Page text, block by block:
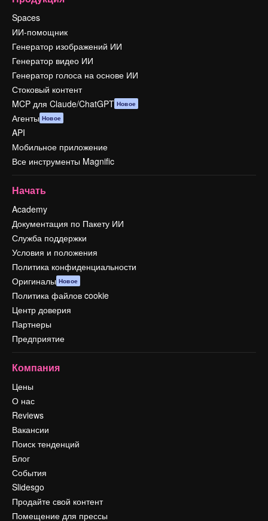
Spaces
ИИ-помощник
Генератор изображений ИИ
Генератор видео ИИ
Генератор голоса на основе ИИ
Стоковый контент
MCP для Claude/ChatGPT Новое
Агенты Новое
API
Мобильное приложение
Все инструменты Magnific
Начать
Academy
Документация по Пакету ИИ
Служба поддержки
Условия и положения
Политика конфиденциальности
Оригиналы Новое
Политика файлов cookie
Центр доверия
Партнеры
Предприятие
Компания
Цены
О нас
Reviews
Вакансии
Поиск тенденций
Блог
События
Slidesgo
Продайте свой контент
Помещение для прессы